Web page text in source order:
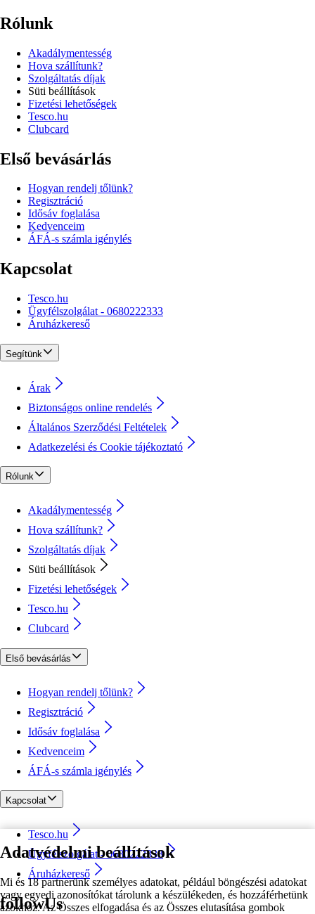
Adatvédelmi beállítások
Mi és 18 partnerünk személyes adatokat, például böngészési adatokat
vagy egyedi azonosítókat tárolunk a készülékeden, és hozzáférhetünk
azokhoz. Az Összes elfogadása és az Összes elutasítása gombok
Rólunk
Akadálymentesség
Hova szállítunk?
Szolgáltatás díjak
Süti beállítások
Fizetési lehetőségek
Tesco.hu
Clubcard
Első bevásárlás
Hogyan rendelj tőlünk?
Regisztráció
Idősáv foglalása
Kedvenceim
ÁFÁ-s számla igénylés
Kapcsolat
Tesco.hu
Ügyfélszolgálat - 0680222333
Áruházkereső
Segítünk
Árak
Biztonságos online rendelés
Általános Szerződési Feltételek
Adatkezelési és Cookie tájékoztató
Rólunk
Akadálymentesség
Hova szállítunk?
Szolgáltatás díjak
Süti beállítások
Fizetési lehetőségek
Tesco.hu
Clubcard
Első bevásárlás
Hogyan rendelj tőlünk?
Regisztráció
Idősáv foglalása
Kedvenceim
ÁFÁ-s számla igénylés
Kapcsolat
Tesco.hu
Ügyfélszolgálat - 0680222333
Áruházkereső
followUs